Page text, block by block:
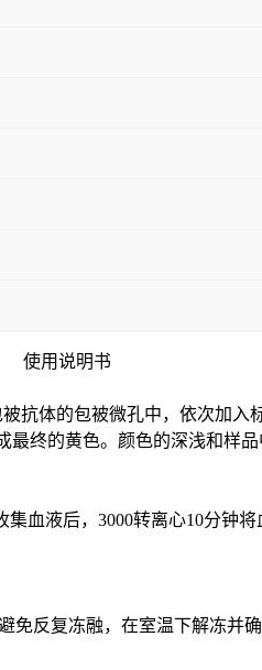
使用说明书
抗体的包被微孔中，依次加入
最终的黄色。颜色的深浅和样品
血液后，3000转离心10分钟将
反复冻融，在室温下解冻并确